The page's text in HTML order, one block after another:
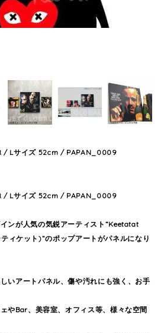
/ Lサイズ 52cm / PAPAN_0009
/ Lサイズ 52cm / PAPAN_0009
ンが人気の気鋭アーティスト”Keetatat
ィケット)”のポップアートがパネルになり
いアートパネル、傷や汚れにも強く、お手
やBar、美容室、オフィス等、様々な空間